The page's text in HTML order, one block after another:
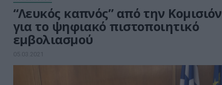
“Λευκός καπνός” από την Κομισιόν
για τo ψηφιακό πιστοποιητικό
εμβολιασμού
05.03.2021